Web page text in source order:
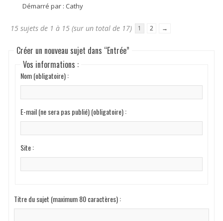
Démarré par : Cathy
15 sujets de 1 à 15 (sur un total de 17) 1 2 →
Créer un nouveau sujet dans “Entrée”
Vos informations :
Nom (obligatoire) :
E-mail (ne sera pas publié) (obligatoire) :
Site :
Titre du sujet (maximum 80 caractères) :